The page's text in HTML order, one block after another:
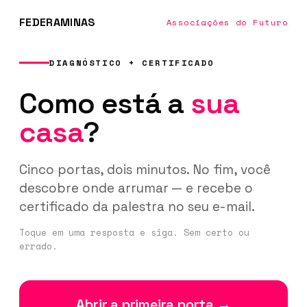
FEDERAMINAS Associações do Futuro
DIAGNÓSTICO + CERTIFICADO
Como está a sua
casa?
Cinco portas, dois minutos. No fim, você
descobre onde arrumar — e recebe o
certificado da palestra no seu e-mail.
Toque em uma resposta e siga. Sem certo ou
errado.